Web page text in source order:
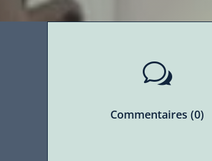
w
Commentaires (0)